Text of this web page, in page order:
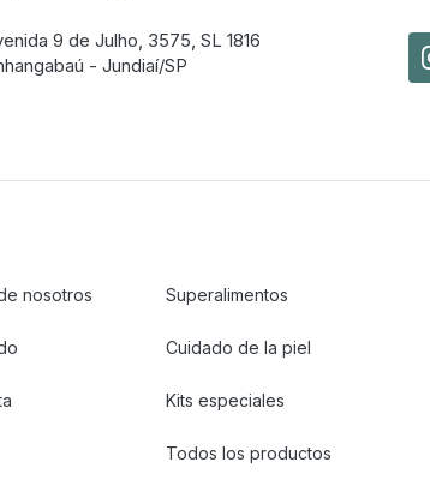
9 de Julho, 3575, SL 1816
- Jundiaí/SP
nosotros Superalimentos
Cuidado de la piel
Kits especiales
Todos los productos